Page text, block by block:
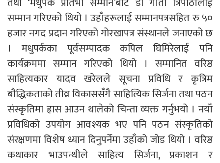
सम्मान गरिएको थियो । उहाँहरूलाई सम्मानपत्रसहित रु ५०
हजार नगद प्रदान गरिएको गोरखापत्र संस्थानले जनाएको छ
। मधुपर्कका पूर्वसम्पादक कपिल घिमिरेलाई पनि
कार्यक्रममा सम्मान गरिएको थियो । सम्मानित वरिष्ठ
साहित्यकार यादव खरेलले सूचना प्रविधि र कृत्रिम
बौद्धिकताको तीव्र विकाससँगै साहित्यिक सिर्जना तथा पठन
संस्कृतिमा ह्रास आउन थालेको चिन्ता व्यक्त गर्नुभयो । नयाँ
प्रविधिको उपयोग आवश्यक भए पनि पठन संस्कृतिको
संरक्षणमा विशेष ध्यान दिनुपर्नेमा उहाँको जोड थियो । वरिष्ठ
कथाकार भाउपन्थीले साहित्य सिर्जना, प्रकाशन र